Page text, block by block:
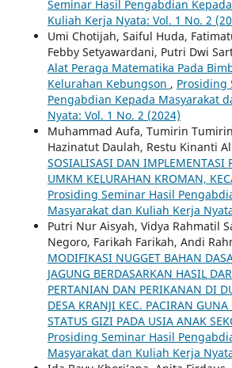
Seminar Hasil Pengabdian
Kuliah Kerja Nyata: Vol. 1 No. 2
Umi Chotijah, Saiful Huda,
Febby Setyawardani, Putri Dwi
Alat Peraga Matematika Pada
Kelurahan Kebungson , Prosiding
Pengabdian Kepada Masyarakat
Nyata: Vol. 1 No. 2 (2024)
Muhammad Aufa, Tumirin
Hazinatut Daulah, Restu Kinanti
SOSIALISASI DAN IMPLEMENTASI
UMKM KELURAHAN KROMAN,
Prosiding Seminar Hasil
Masyarakat dan Kuliah Kerja
Putri Nur Aisyah, Vidya Rahmatil
Negoro, Farikah Farikah, Andi
MODIFIKASI NUGGET BAHAN
JAGUNG BERDASARKAN HASIL
PERTANIAN DAN PERIKANAN DI
DESA KRANJI KEC. PACIRAN
STATUS GIZI PADA USIA ANAK
Prosiding Seminar Hasil
Masyarakat dan Kuliah Kerja